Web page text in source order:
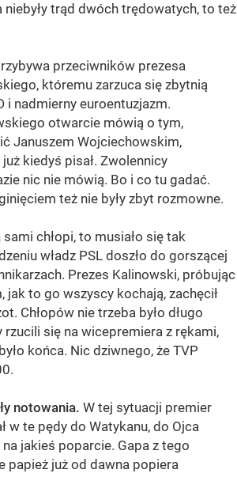
niebyły trąd dwóch trędowatych, to też
przeciwników prezesa
któremu zarzuca się zbytnią
i nadmierny euroentuzjazm.
otwarcie mówią o tym,
Januszem Wojciechowskim,
kiedyś pisał. Zwolennicy
nic nie mówią. Bo i co tu gadać.
też nie były zbyt rozmowne.
sami chłopi, to musiało się tak
władz PSL doszło do gorszącej
Prezes Kalinowski, próbując
jak to go wszyscy kochają, zachęcił
Chłopów nie trzeba było długo
rzucili się na wicepremiera z rękami,
końca. Nic dziwnego, że TVP
notowania. W tej sytuacji premier
w te pędy do Watykanu, do Ojca
jakieś poparcie. Gapa z tego
papież już od dawna popiera